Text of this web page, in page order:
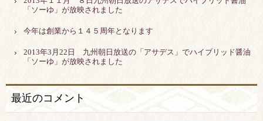
「ソーゆ」が放映されました
今年は創業から１４５周年となります
2013年3月22日 九州朝日放送の「アサデス」でハイブリッド醤油
「ソーゆ」が放映されました
最近のコメント